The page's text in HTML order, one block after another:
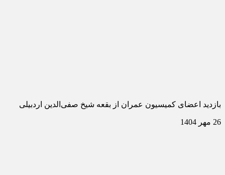
بازدید اعضای کمیسیون عمران از بقعه شیخ صفی‌الدین اردبیلی
26 مهر 1404